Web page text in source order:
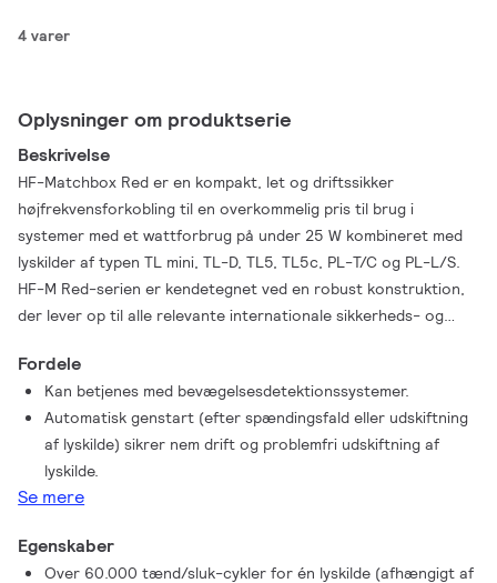
4 varer
Oplysninger om produktserie
Beskrivelse
HF-Matchbox Red er en kompakt, let og driftssikker
højfrekvensforkobling til en overkommelig pris til brug i
systemer med et wattforbrug på under 25 W kombineret med
lyskilder af typen TL mini, TL-D, TL5, TL5c, PL-T/C og PL-L/S.
HF-M Red-serien er kendetegnet ved en robust konstruktion,
der lever op til alle relevante internationale sikkerheds- og
er A2. Forkoblingen er primært designet til indendørs
anvendelse. Til udendørs brug skal armaturet som minimum
være klasse I og tilstrækkeligt beskyttet mod vand og støv.
Installationen skal også sikres mod lynnedslag eller have anden
nødvendig elektrisk beskyttelse i overensstemmelse med typen
af installation og anvendelse.
Fordele
Kan betjenes med bevægelsesdetektionssystemer.
Automatisk genstart (efter spændingsfald eller udskiftning
af lyskilde) sikrer nem drift og problemfri udskiftning af
lyskilde.
Se mere
Egenskaber
Over 60.000 tænd/sluk-cykler for én lyskilde (afhængigt af